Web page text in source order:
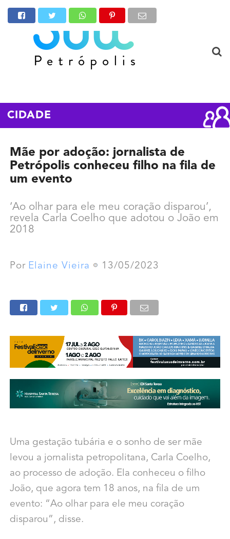
CIDADE
Mãe por adoção: jornalista de
Petrópolis conheceu filho na fila de
um evento
‘Ao olhar para ele meu coração disparou’,
revela Carla Coelho que adotou o João em
2018
Por Elaine Vieira 13/05/2023
Uma gestação tubária e o sonho de ser mãe
levou a jornalista petropolitana, Carla Coelho,
ao processo de adoção. Ela conheceu o filho
João, que agora tem 18 anos, na fila de um
evento: “Ao olhar para ele meu coração
disparou”, disse.